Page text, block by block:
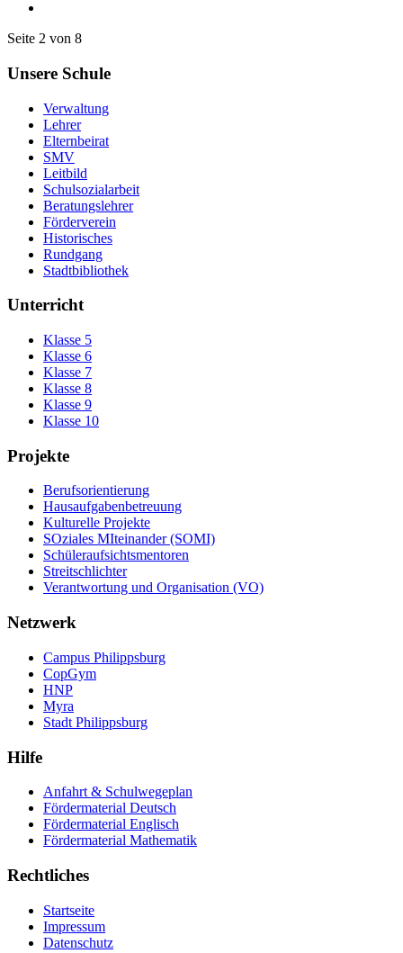
Seite 2 von 8
Unsere Schule
Verwaltung
Lehrer
Elternbeirat
SMV
Leitbild
Schulsozialarbeit
Beratungslehrer
Förderverein
Historisches
Rundgang
Stadtbibliothek
Unterricht
Klasse 5
Klasse 6
Klasse 7
Klasse 8
Klasse 9
Klasse 10
Projekte
Berufsorientierung
Hausaufgabenbetreuung
Kulturelle Projekte
SOziales MIteinander (SOMI)
Schüleraufsichtsmentoren
Streitschlichter
Verantwortung und Organisation (VO)
Netzwerk
Campus Philippsburg
CopGym
HNP
Myra
Stadt Philippsburg
Hilfe
Anfahrt & Schulwegeplan
Fördermaterial Deutsch
Fördermaterial Englisch
Fördermaterial Mathematik
Rechtliches
Startseite
Impressum
Datenschutz